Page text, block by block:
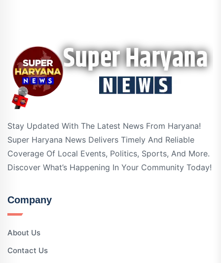
Stay Updated With The Latest News From Haryana!
Super Haryana News Delivers Timely And Reliable
Coverage Of Local Events, Politics, Sports, And More.
Discover What’s Happening In Your Community Today!
Company
About Us
Contact Us